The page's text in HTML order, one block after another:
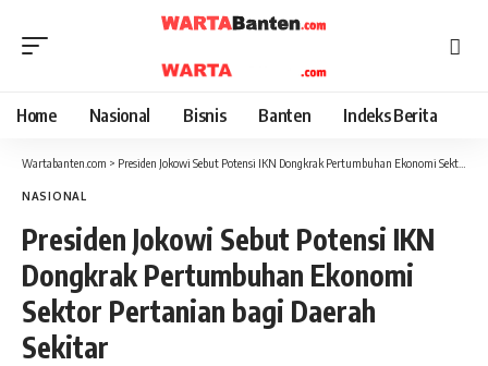
Home Nasional Bisnis Banten Indeks Berita
Wartabanten.com > Presiden Jokowi Sebut Potensi IKN Dongkrak Pertumbuhan Ekonomi Sektor Pertanian bagi Daerah Sekitar
NASIONAL
Presiden Jokowi Sebut Potensi IKN
Dongkrak Pertumbuhan Ekonomi
Sektor Pertanian bagi Daerah
Sekitar